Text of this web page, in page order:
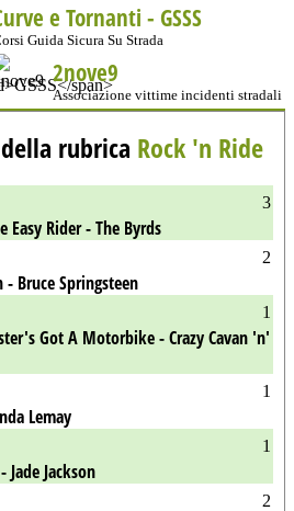
e Tornanti - GSSS
Guida Sicura Su Strada
2nove9
Associazione vittime incidenti stradali
rubrica Rock 'n Ride
3
Easy Rider - The Byrds
2
- Bruce Springsteen
1
Got A Motorbike - Crazy Cavan 'n'
1
Lemay
1
Jade Jackson
2